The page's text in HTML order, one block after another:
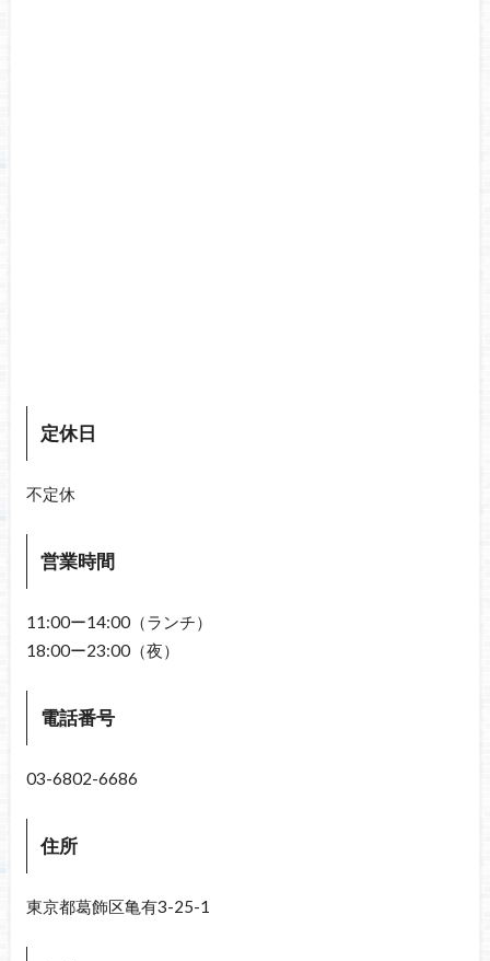
定休日
不定休
営業時間
11:00ー14:00（ランチ）
18:00ー23:00（夜）
電話番号
03-6802-6686
住所
東京都葛飾区亀有3-25-1